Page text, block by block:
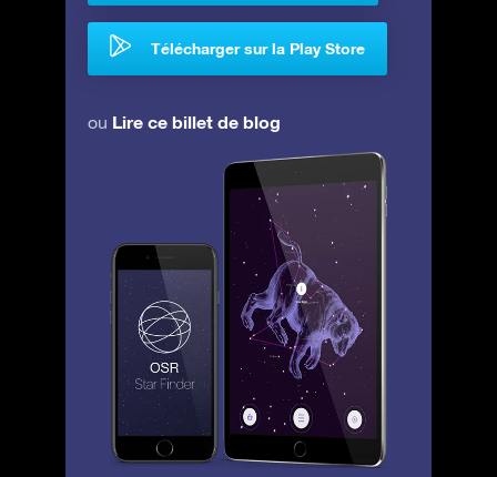
Télécharger sur la Play Store
ou Lire ce billet de blog